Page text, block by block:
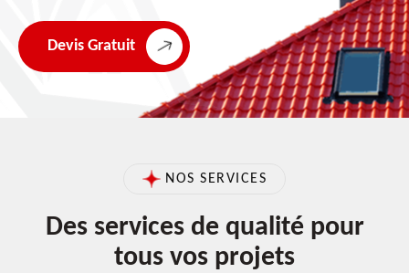
Devis Gratuit
NOS SERVICES
Des services de qualité pour
tous vos projets